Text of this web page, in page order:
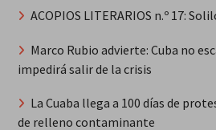
ACOPIOS LITERARIOS n.º 17:
Marco Rubio advierte: Cuba no
impedirá salir de la crisis
La Cuaba llega a 100 días de
de relleno contaminante